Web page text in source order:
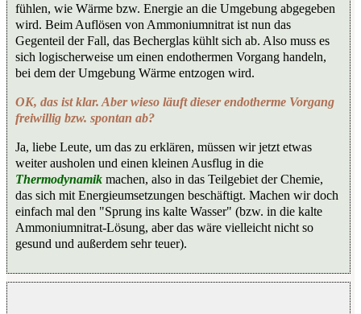
fühlen, wie Wärme bzw. Energie an die Umgebung abgegeben
wird. Beim Auflösen von Ammoniumnitrat ist nun das
Gegenteil der Fall, das Becherglas kühlt sich ab. Also muss es
sich logischerweise um einen endothermen Vorgang handeln,
bei dem der Umgebung Wärme entzogen wird.
OK, das ist klar. Aber wieso läuft dieser endotherme Vorgang
freiwillig bzw. spontan ab?
Ja, liebe Leute, um das zu erklären, müssen wir jetzt etwas
weiter ausholen und einen kleinen Ausflug in die
Thermodynamik machen, also in das Teilgebiet der Chemie,
das sich mit Energieumsetzungen beschäftigt. Machen wir doch
einfach mal den "Sprung ins kalte Wasser" (bzw. in die kalte
Ammoniumnitrat-Lösung, aber das wäre vielleicht nicht so
gesund und außerdem sehr teuer).